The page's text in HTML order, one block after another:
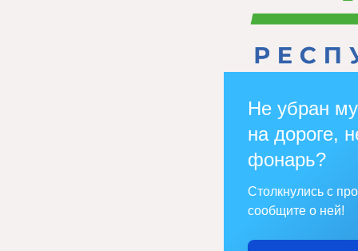
Не убран
на дороге,
фонарь?
Столкнулись с
сообщите о ней!